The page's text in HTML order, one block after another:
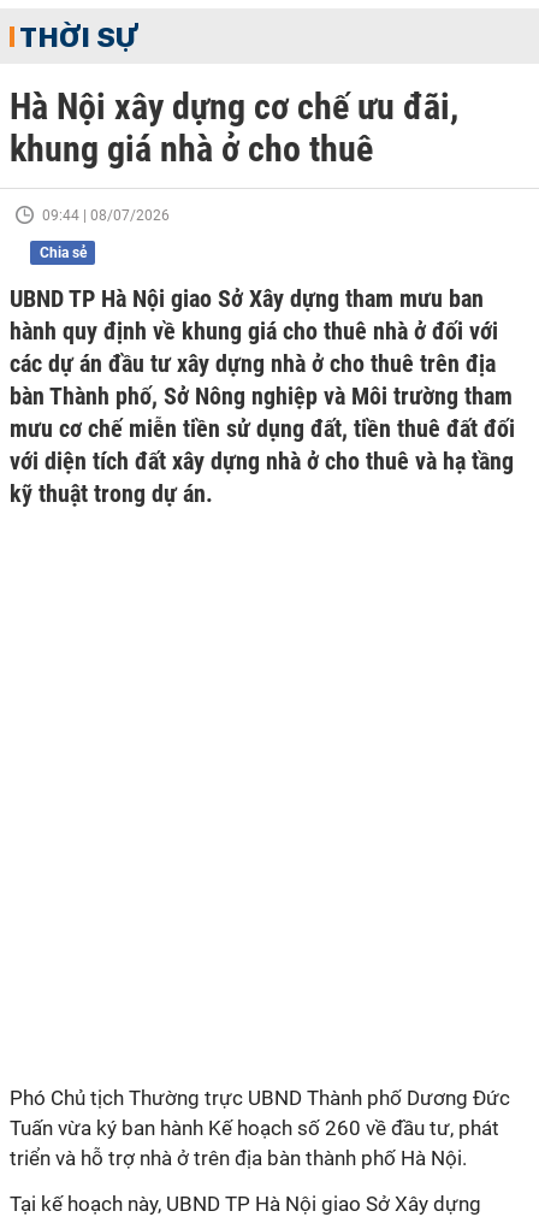
THỜI SỰ
Hà Nội xây dựng cơ chế ưu đãi,
khung giá nhà ở cho thuê
09:44 | 08/07/2026
Chia sẻ
UBND TP Hà Nội giao Sở Xây dựng tham mưu ban
hành quy định về khung giá cho thuê nhà ở đối với
các dự án đầu tư xây dựng nhà ở cho thuê trên địa
bàn Thành phố, Sở Nông nghiệp và Môi trường tham
mưu cơ chế miễn tiền sử dụng đất, tiền thuê đất đối
với diện tích đất xây dựng nhà ở cho thuê và hạ tầng
kỹ thuật trong dự án.
Phó Chủ tịch Thường trực UBND Thành phố Dương Đức
Tuấn vừa ký ban hành Kế hoạch số 260 về đầu tư, phát
triển và hỗ trợ nhà ở trên địa bàn thành phố Hà Nội.
Tại kế hoạch này, UBND TP Hà Nội giao Sở Xây dựng